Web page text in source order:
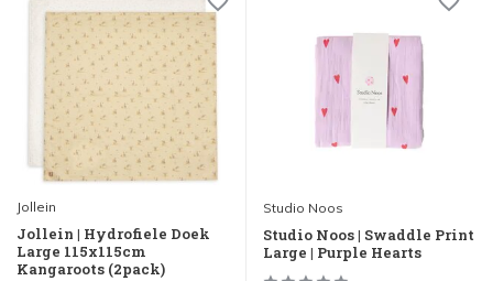
Jollein
Jollein | Hydrofiele Doek
Large 115x115cm
Kangaroots (2pack)
Studio Noos
Studio Noos | Swaddle Print
Large | Purple Hearts